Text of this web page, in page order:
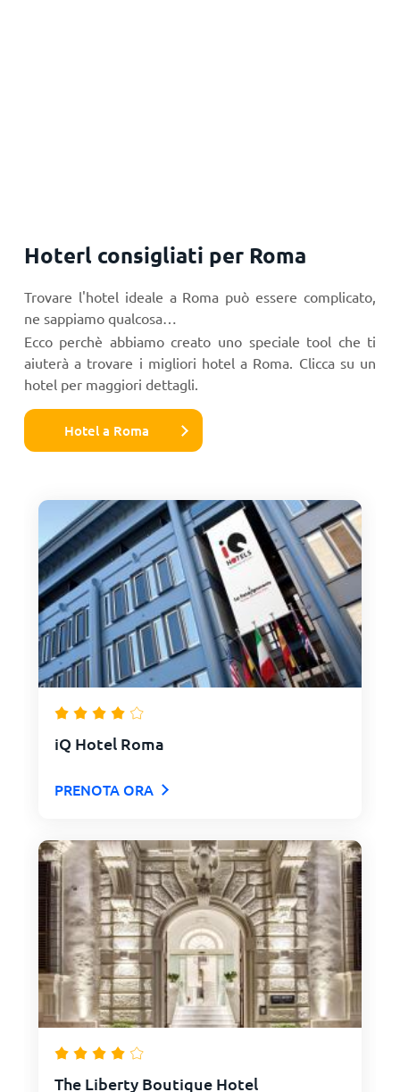
Hoterl consigliati per Roma
Trovare l'hotel ideale a Roma può essere complicato,
ne sappiamo qualcosa…
Ecco perchè abbiamo creato uno speciale tool che ti
aiuterà a trovare i migliori hotel a Roma. Clicca su un
hotel per maggiori dettagli.
Hotel a Roma
iQ Hotel Roma
PRENOTA ORA
The Liberty Boutique Hotel